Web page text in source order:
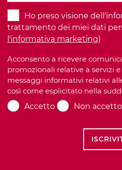
Ho preso visione
trattamento dei miei dati
l'informativa marketing)
Acconsento a ricevere
promozionali relative a servizi
messaggi informativi relativi
così come esplicitato nella
Accetto
Non accetto